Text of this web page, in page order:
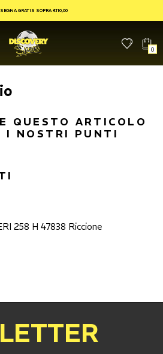
GRATIS SOPRA €110,00
0
QUESTO ARTICOLO
I NOSTRI PUNTI
258 H 47838 Riccione